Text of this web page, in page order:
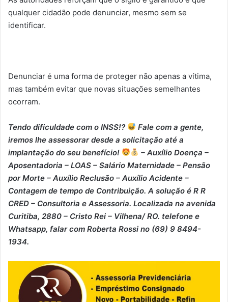
qualquer cidadão pode denunciar, mesmo sem se
identificar.
Denunciar é uma forma de proteger não apenas a vítima,
mas também evitar que novas situações semelhantes
ocorram.
Tendo dificuldade com o INSS!?
Fale com a gente,
iremos lhe assessorar desde a solicitação até a
implantação do seu benefício!
– Auxílio Doença –
⁠Aposentadoria – ⁠LOAS – ⁠Salário Maternidade – ⁠Pensão
por Morte – ⁠Auxílio Reclusão – ⁠Auxílio Acidente –
⁠Contagem de tempo de Contribuição. A solução é R R
CRED – Consultoria e Assessoria. Localizada na avenida
Curitiba, 2880 – Cristo Rei – Vilhena/ RO. telefone e
Whatsapp, falar com Roberta Rossi no (69) 9 8494-
1934.